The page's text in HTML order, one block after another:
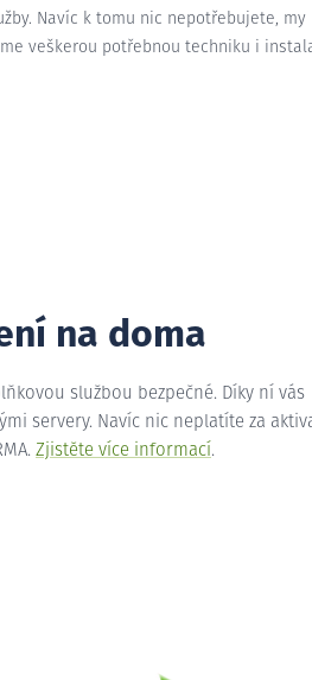
Navíc k tomu nic nepotřebujete, my
veškerou potřebnou techniku i
na doma
službou bezpečné. Díky ní vás
servery. Navíc nic neplatíte za
Zjistěte více informací.